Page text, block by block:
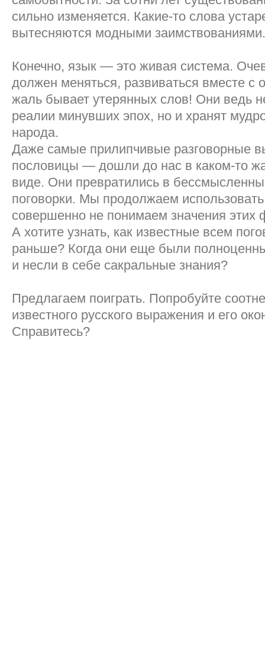
сильно изменяется. Какие-то слова
вытесняются модными заимствованиями.
Конечно, язык — это живая система.
должен меняться, развиваться вместе с
жаль бывает утерянных слов! Они ведь
реалии минувших эпох, но и хранят
народа.
Даже самые прилипчивые разговорные
пословицы — дошли до нас в каком-то
виде. Они превратились в
поговорки. Мы продолжаем
совершенно не понимаем значения этих
А хотите узнать, как известные всем
раньше? Когда они еще были
и несли в себе сакральные знания?
Предлагаем поиграть. Попробуйте
известного русского выражения и его
Справитесь?